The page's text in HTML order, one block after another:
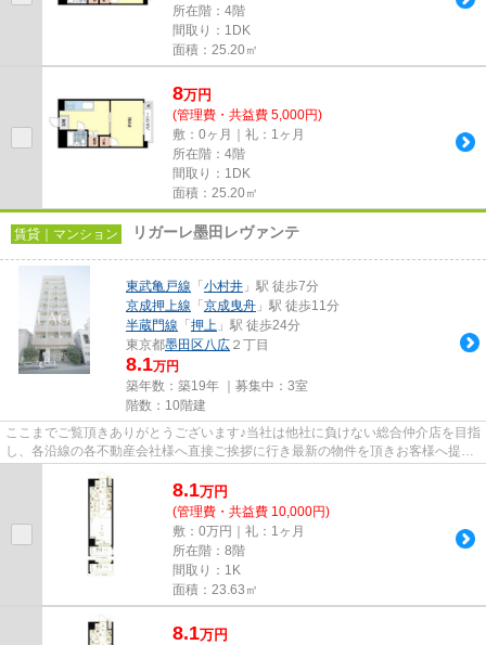
所在階：4階
間取り：1DK
面積：25.20㎡
8万円
(管理費・共益費 5,000円)
敷：0ヶ月｜礼：1ヶ月
所在階：4階
間取り：1DK
面積：25.20㎡
賃貸｜マンション リガーレ墨田レヴァンテ
東武亀戸線 「 小村井 」駅 徒歩7分
京成押上線 「 京成曳舟 」駅 徒歩11分
半蔵門線 「 押上 」駅 徒歩24分
東京都墨田区八広 ２丁目
8.1万円
築年数：築19年 ｜募集中： 3室
階数：10階建
ここまでご覧頂きありがとうございます♪当社は他社に負けない総合仲介店を目指
し、各沿線の各不動産会社様へ直接ご挨拶に行き最新の物件を頂きお客様へ提供
8.1万円
(管理費・共益費 10,000円)
敷：0万円｜礼：1ヶ月
所在階：8階
間取り：1K
面積：23.63㎡
8.1万円